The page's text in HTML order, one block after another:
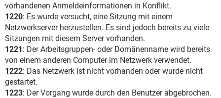
vorhandenen Anmeldeinformationen in Konflikt.
1220: Es wurde versucht, eine Sitzung mit einem
Netzwerkserver herzustellen. Es sind jedoch bereits zu viele
Sitzungen mit diesem Server vorhanden.
1221: Der Arbeitsgruppen- oder Domänenname wird bereits
von einem anderen Computer im Netzwerk verwendet.
1222: Das Netzwerk ist nicht vorhanden oder wurde nicht
gestartet.
1223: Der Vorgang wurde durch den Benutzer abgebrochen.